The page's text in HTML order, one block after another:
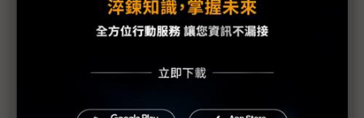
【Google I/O 2023】深化結盟車廠 Google新應用
服務要遍車開花
【Google I/O 2023】Pixel Fold傳由和碩量產